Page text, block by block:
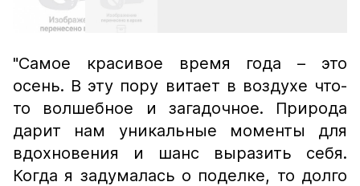
"Самое красивое время года – это
осень. В эту пору витает в воздухе что-
то волшебное и загадочное. Природа
дарит нам уникальные моменты для
вдохновения и шанс выразить себя.
Когда я задумалась о поделке, то долго